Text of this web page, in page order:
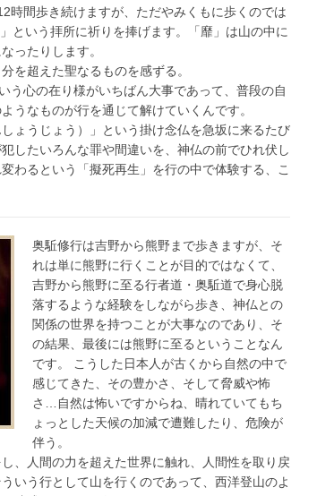
時間歩き続けますが、ただやみくもに歩くのでは
という拝所に祈りを捧げます。「靡」は山の中に
ったりします。
を超えた聖なるものを感ずる。
う心の在り様がいちばん大事であって、普段の自
うなものが行を通じて解けていくんです。
ょうじょう）」という掛け念仏を急坂に来るたび
したいろんな罪や間違いを、神仏の前でひれ伏し
わるという「擬死再生」を行の中で体験する、こ
奥駈修行は吉野から熊野まで歩きますが、そ
れは単に熊野に行くことが目的ではなくて、
吉野から熊野に至る行者道・奥駈道で身心脱
落するような経験をしながら歩き、神仏との
関係の世界を持つことが大事なのであり、そ
の結果、最後には熊野に至るということなん
です。 こうした日本人が古くから自然の中で
感じてきた、その豊かさ、そして脅威や怖
さ…自然は怖いですからね、晴れていてもち
ょっとした天候の加減で遭難したり、危険が
伴う。
、人間の力を超えた世界に触れ、人間性を取り戻
いう行として山を行くのであって、西洋登山のよ